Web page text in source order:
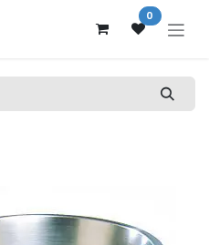
0